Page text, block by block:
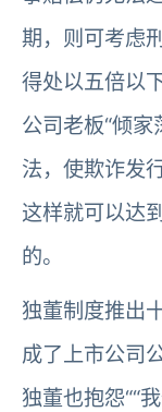
期，则可考虑
得处以五倍以
公司老板“倾家
法，使欺诈发
这样就可以达
的。
独董制度推出
成了上市公司
独董也抱怨““